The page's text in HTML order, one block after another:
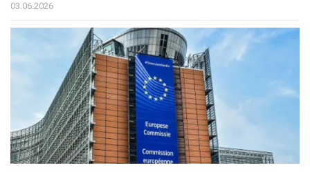
03.06.2026